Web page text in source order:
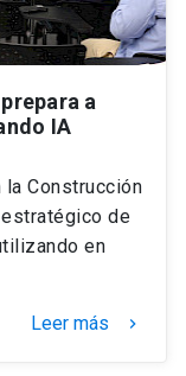
a
IA
Construcción
de
en
Leer más keyboard_arrow_right